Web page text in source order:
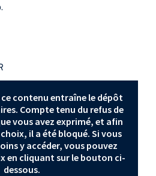
contenu entraîne le dépôt
Compte tenu du refus de
vous avez exprimé, et afin
il a été bloqué. Si vous
y accéder, vous pouvez
en cliquant sur le bouton ci-
dessous.